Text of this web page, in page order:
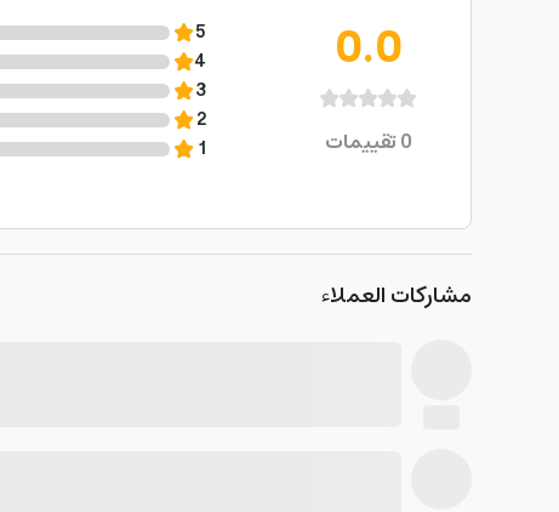
0.0
0تقييمات
5
4
3
2
1
مشاركات العملاء